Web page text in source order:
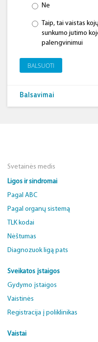
Ne
Taip, tai vaistas
sunkumo jutimo
palengvinimui
BALSUOTI
Balsavimai
Svetainės medis
Ligos ir sindromai
Pagal ABC
Pagal organų sistemą
TLK kodai
Nėštumas
Diagnozuok ligą pats
Sveikatos įstaigos
Gydymo įstaigos
Vaistinės
Registracija į poliklinikas
Vaistai